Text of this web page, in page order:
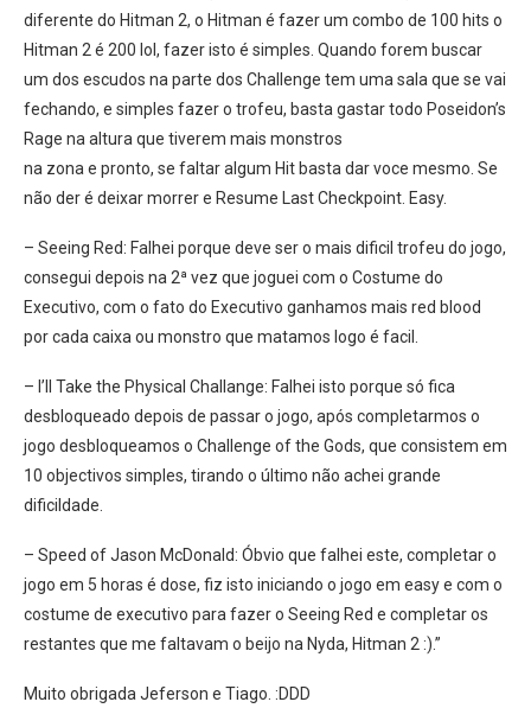
diferente do Hitman 2, o Hitman é fazer um combo de 100 hits o
Hitman 2 é 200 lol, fazer isto é simples. Quando forem buscar
um dos escudos na parte dos Challenge tem uma sala que se vai
fechando, e simples fazer o trofeu, basta gastar todo Poseidon’s
Rage na altura que tiverem mais monstros
na zona e pronto, se faltar algum Hit basta dar voce mesmo. Se
não der é deixar morrer e Resume Last Checkpoint. Easy.
– Seeing Red: Falhei porque deve ser o mais dificil trofeu do jogo,
consegui depois na 2ª vez que joguei com o Costume do
Executivo, com o fato do Executivo ganhamos mais red blood
por cada caixa ou monstro que matamos logo é facil.
– I’ll Take the Physical Challange: Falhei isto porque só fica
desbloqueado depois de passar o jogo, após completarmos o
jogo desbloqueamos o Challenge of the Gods, que consistem em
10 objectivos simples, tirando o último não achei grande
dificildade.
– Speed of Jason McDonald: Óbvio que falhei este, completar o
jogo em 5 horas é dose, fiz isto iniciando o jogo em easy e com o
costume de executivo para fazer o Seeing Red e completar os
restantes que me faltavam o beijo na Nyda, Hitman 2 :).”
Muito obrigada Jeferson e Tiago. :DDD